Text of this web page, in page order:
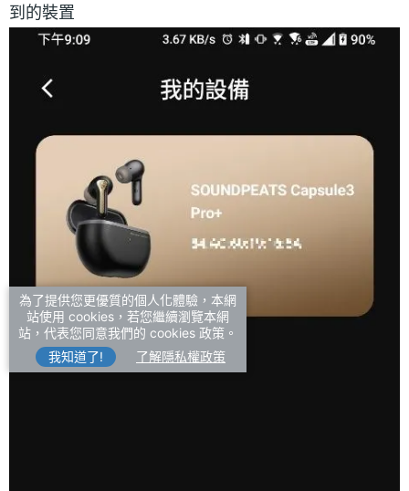
到的裝置
為了提供您更優質的個人化體驗，本網
站使用 cookies，若您繼續瀏覽本網
站，代表您同意我們的 cookies 政策。
我知道了!
了解隱私權政策